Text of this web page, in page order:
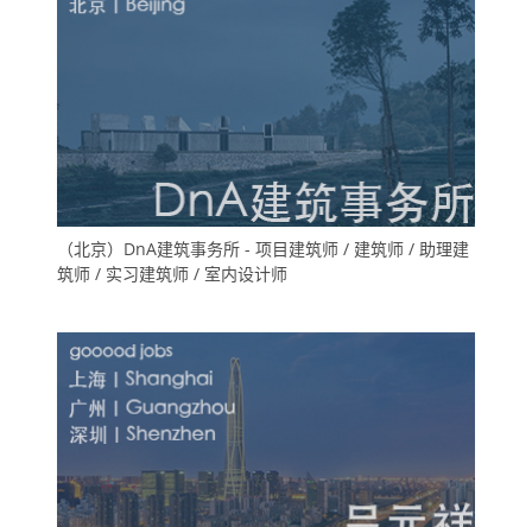
（北京）DnA建筑事务所 - 项目建筑师 / 建筑师 / 助理建
筑师 / 实习建筑师 / 室内设计师